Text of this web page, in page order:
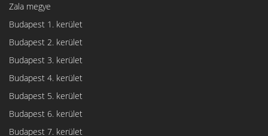
Zala megye
Budapest 1. kerület
Budapest 2. kerület
Budapest 3. kerület
Budapest 4. kerület
Budapest 5. kerület
Budapest 6. kerület
Budapest 7. kerület